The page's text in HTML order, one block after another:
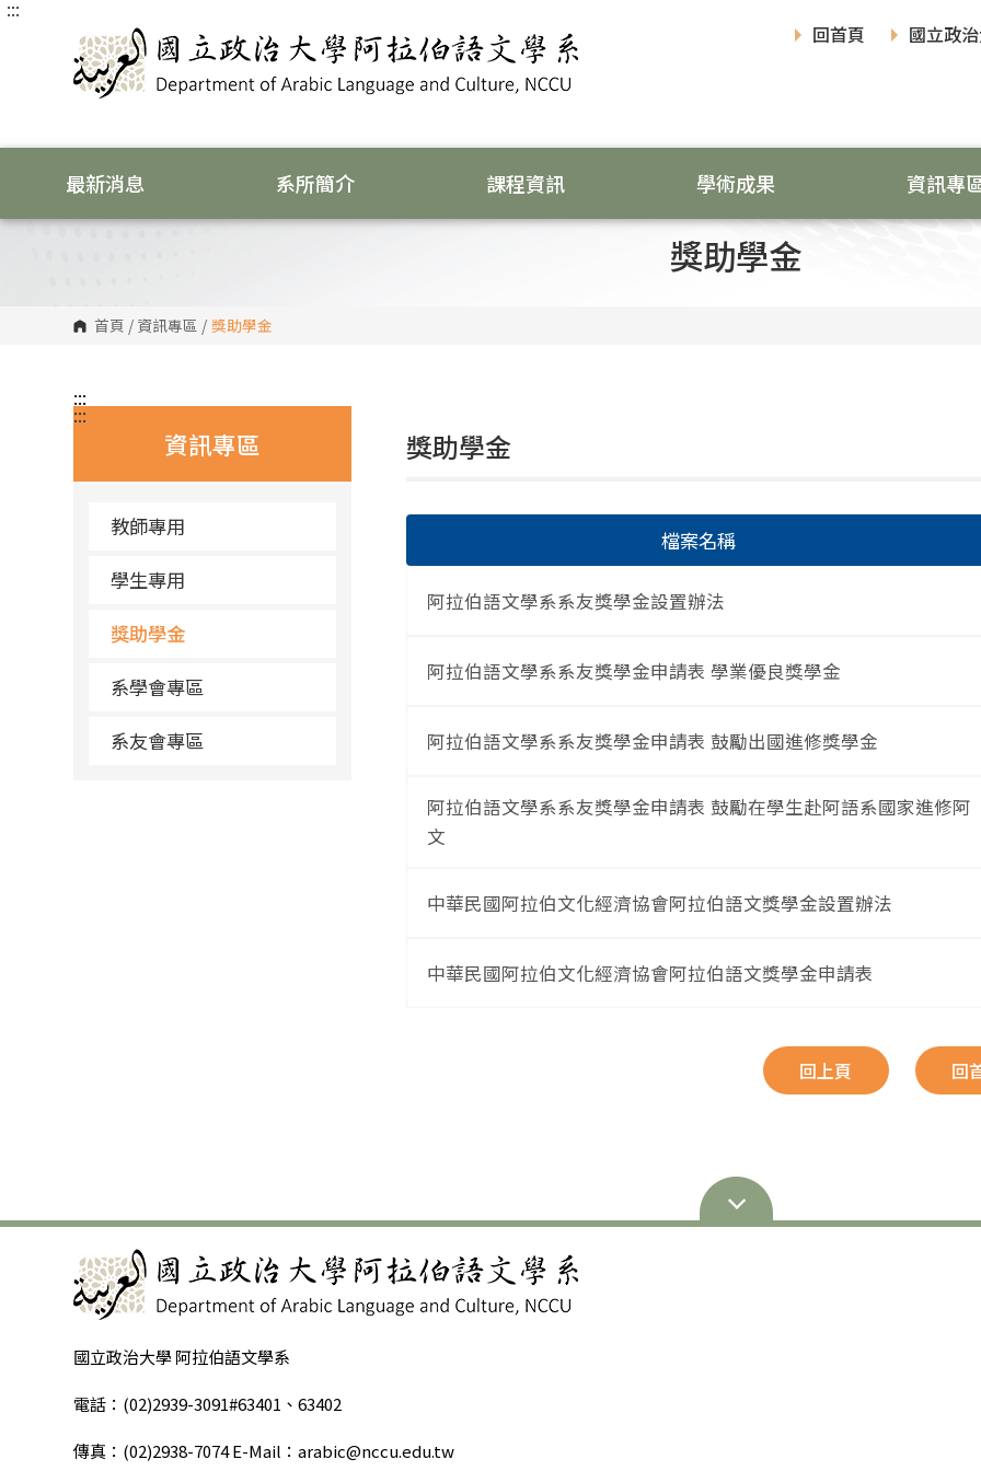
跳
:::
回首頁
國立政
最新消息 系所簡介 課程資訊 學術成果 資訊專
獎助學金
首頁 / 資訊專區 / 獎助學金
:::
資訊專區
教師專用
學生專用
獎助學金
系學會專區
系友會專區
:::
獎助學金
檔案名稱
阿拉伯語文學系系友獎學金設置辦法
阿拉伯語文學系系友獎學金申請表 學業優良獎學金
阿拉伯語文學系系友獎學金申請表 鼓勵出國進修獎學金
阿拉伯語文學系系友獎學金申請表 鼓勵在學生赴阿語系國家進修阿
文
中華民國阿拉伯文化經濟協會阿拉伯語文獎學金設置辦法
中華民國阿拉伯文化經濟協會阿拉伯語文獎學金申請表
回上頁 回
國立政治大學 阿拉伯語文學系
電話：(02)2939-3091#63401、63402
傳真：(02)2938-7074 E-Mail：arabic@nccu.edu.tw